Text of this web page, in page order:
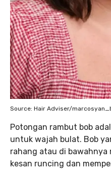
Source: Hair Adviser/
Potongan rambut bob
untuk wajah bulat. Bob
rahang atau di
kesan runcing dan